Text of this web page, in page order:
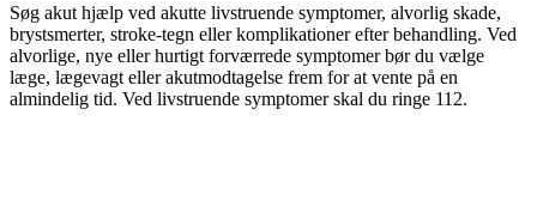
Søg akut hjælp ved akutte livstruende symptomer, alvorlig skade,
brystsmerter, stroke-tegn eller komplikationer efter behandling. Ved
alvorlige, nye eller hurtigt forværrede symptomer bør du vælge
læge, lægevagt eller akutmodtagelse frem for at vente på en
almindelig tid. Ved livstruende symptomer skal du ringe 112.